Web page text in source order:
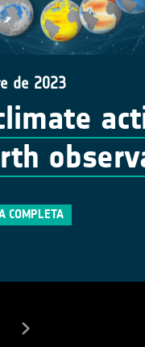
de 2023
COMPLETA